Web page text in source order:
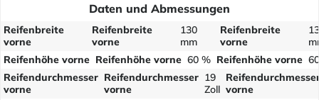
Daten und Abmessungen
Reifenbreite
vorne
Reifenbreite
vorne
130
mm
Reifenbreite
vorne
Reifenhöhe vorne Reifenhöhe vorne 60 % Reifenhöhe vorne
Reifendurchmesser
vorne
Reifendurchmesser
vorne
19
Zoll vorne